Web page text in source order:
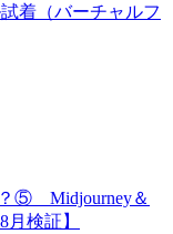
着（バーチャルフ
⑤ Midjourney＆
検証】​